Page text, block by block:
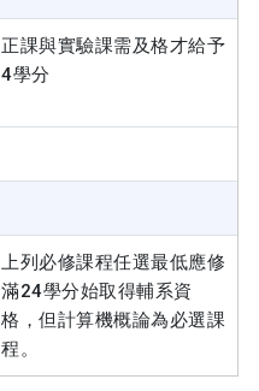
正課與實驗課需及格才給予
4學分
上列必修課程任選最低應修
滿24學分始取得輔系資
格，但計算機概論為必選課
程。